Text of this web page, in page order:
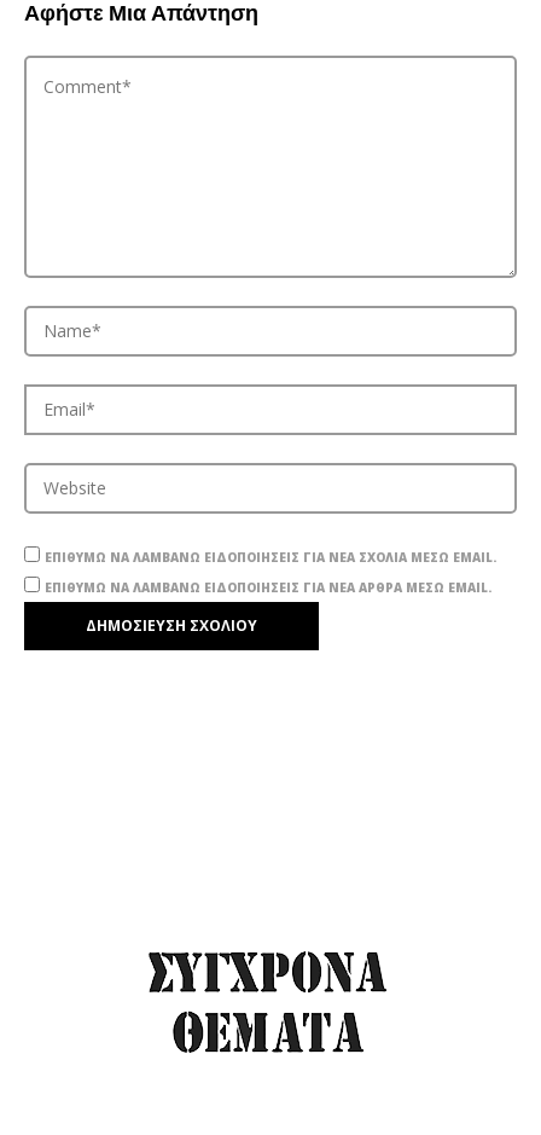
Αφήστε Μια Απάντηση
ΕΠΙΘΥΜΏ ΝΑ ΛΑΜΒΆΝΩ ΕΙΔΟΠΟΙΉΣΕΙΣ ΓΙΑ ΝΈΑ ΣΧΌΛΙΑ ΜΈΣΩ EMAIL.
ΕΠΙΘΥΜΏ ΝΑ ΛΑΜΒΆΝΩ ΕΙΔΟΠΟΙΉΣΕΙΣ ΓΙΑ ΝΈΑ ΆΡΘΡΑ ΜΈΣΩ EMAIL.